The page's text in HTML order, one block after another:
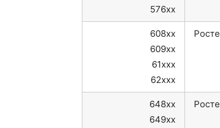
576xx
608xx
609xx
61xxx
62xxx
648xx
649xx